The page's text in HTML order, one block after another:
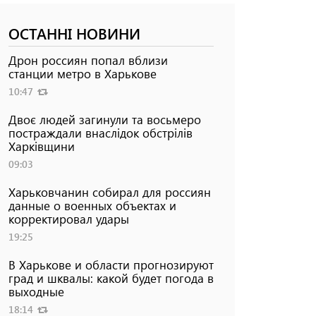
ОСТАННІ НОВИНИ
Дрон россиян попал вблизи
станции метро в Харькове
10:47
Двоє людей загинули та восьмеро
постраждали внаслідок обстрілів
Харківщини
09:03
Харьковчанин собирал для россиян
данные о военных объектах и ​​
корректировал удары
19:25
В Харькове и области прогнозируют
град и шквалы: какой будет погода в
выходные
18:14